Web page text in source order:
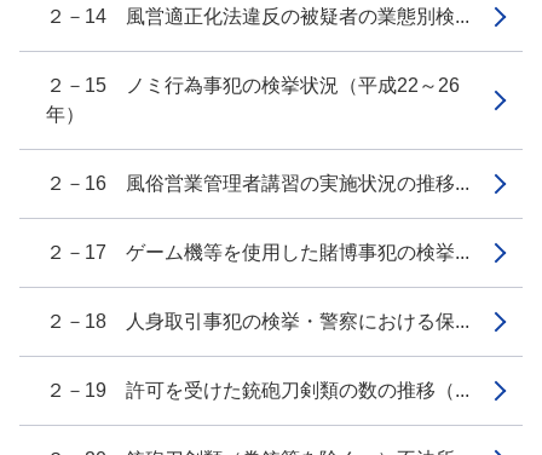
２－14 風営適正化法違反の被疑者の業態別検...
２－15 ノミ行為事犯の検挙状況（平成22～26
年）
２－16 風俗営業管理者講習の実施状況の推移...
２－17 ゲーム機等を使用した賭博事犯の検挙...
２－18 人身取引事犯の検挙・警察における保...
２－19 許可を受けた銃砲刀剣類の数の推移（...